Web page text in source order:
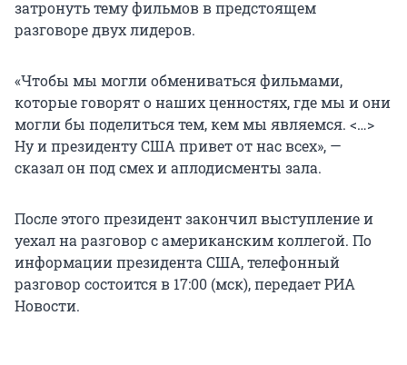
затронуть тему фильмов в предстоящем
разговоре двух лидеров.
«Чтобы мы могли обмениваться фильмами,
которые говорят о наших ценностях, где мы и они
могли бы поделиться тем, кем мы являемся. <…>
Ну и президенту США привет от нас всех», —
сказал он под смех и аплодисменты зала.
После этого президент закончил выступление и
уехал на разговор с американским коллегой. По
информации президента США, телефонный
разговор состоится в 17:00 (мск), передает РИА
Новости.